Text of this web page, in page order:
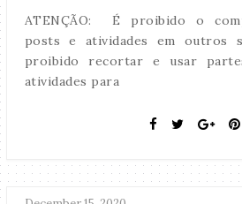
ATENÇÃO: É proibido o
posts e atividades em
proibido recortar e usar
atividades para